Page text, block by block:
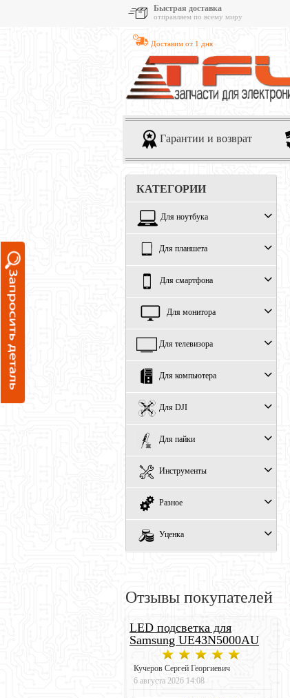
Быстрая доставка
отправляем по всему миру
Доставим от 1 дня
Гарантии и возврат
КАТЕГОРИИ
Для ноутбука
Для планшета
Для смартфона
Для монитора
Для телевизора
Для компьютера
Для DJI
Для пайки
Инструменты
Разное
Уценка
Отзывы покупателей
LED подсветка для
Samsung UE43N5000AU
Кучеров Сергей Георгиевич
6 августа 2026 14:08